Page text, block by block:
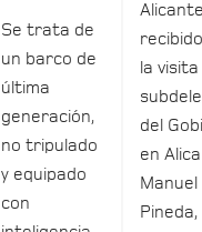
Se trata de
un barco de
última
generación,
no tripulado
y equipado
con
la
del
en
Manuel
Pineda,